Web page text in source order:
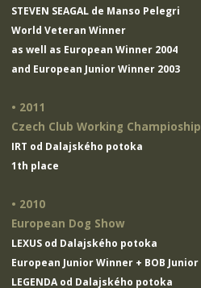
STEVEN SEAGAL de Manso Pelegri
World Veteran Winner
as well as European Winner 2004
and European Junior Winner 2003
• 2011
Czech Club Working Champioship
IRT od Dalajského potoka
1th place
• 2010
European Dog Show
LEXUS od Dalajského potoka
European Junior Winner + BOB Junior
LEGENDA od Dalajského potoka